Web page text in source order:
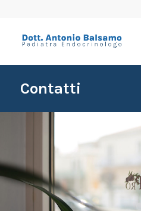
Contatti